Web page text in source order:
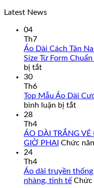
là:
Latest News
04
Th7
Áo Dài Cách Tân
Size Từ Form
bị tắtở
Cách
Tân
Cấp
–
Mẫu
Mã,
30
Th6
Top Mẫu Áo Dài
bình luận bị tắtở
Áo
Dài
Dâu
Màu
28
Th4
ÁO DÀI TRẮNG
GIỜ PHAI Chức
24
Th4
Áo dài truyền
nhàng, tinh tế Chức